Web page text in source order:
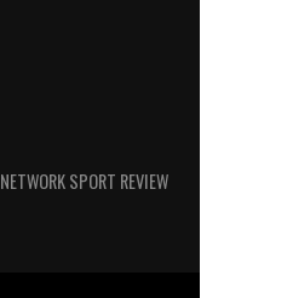
NETWORK SPORT REVIEW